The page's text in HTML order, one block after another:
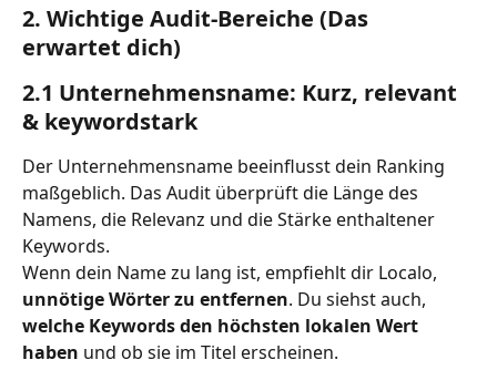
2. Wichtige Audit-Bereiche (Das
erwartet dich)
2.1 Unternehmensname: Kurz, relevant
& keywordstark
Der Unternehmensname beeinflusst dein Ranking
maßgeblich. Das Audit überprüft die Länge des
Namens, die Relevanz und die Stärke enthaltener
Keywords.
Wenn dein Name zu lang ist, empfiehlt dir Localo,
unnötige Wörter zu entfernen. Du siehst auch,
welche Keywords den höchsten lokalen Wert
haben und ob sie im Titel erscheinen.